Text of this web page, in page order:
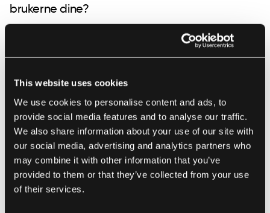
This website uses cookies
We use cookies to personalise content and ads, to
provide social media features and to analyse our traffic.
We also share information about your use of our site with
our social media, advertising and analytics partners who
may combine it with other information that you’ve
provided to them or that they’ve collected from your use
of their services.
brukerne dine?
Aktivering er øyeblikket når brukerne dine
problemet deres eller møte behovene deres.
Dette øyeblikket kan ha mange navn, "wow-
øyeblikket", "aha-øyeblikket", men uansett hva
du vil kalle det, må du vinne over brukerne dine.
For å bestemme dine mulige sjanser, må du sette
opp riktig analyse og følge prospektene dine